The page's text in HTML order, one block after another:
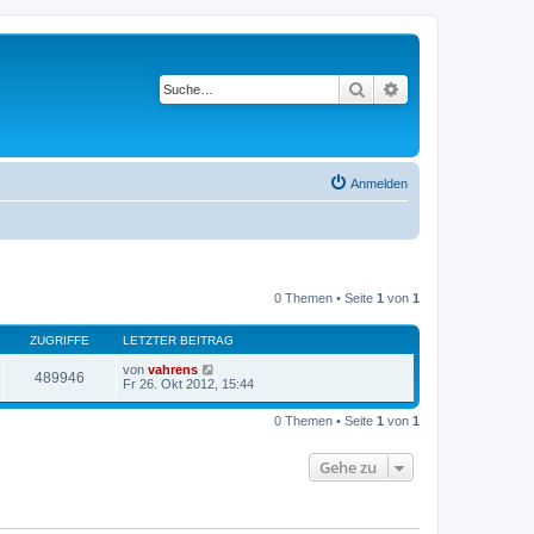
Suche
Anmelden
0 Themen • Seite 1 von 1
ZUGRIFFE LETZTER BEITRAG
489946 von vahrens
Fr 26. Okt 2012, 15:44
0 Themen • Seite 1 von 1
Gehe zu